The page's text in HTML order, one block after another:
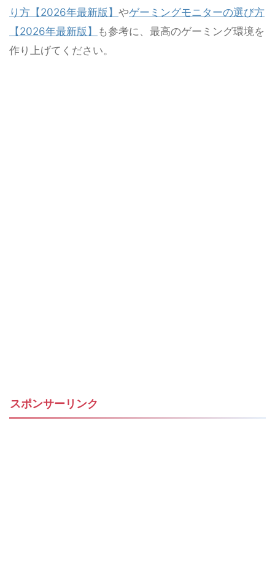
り方【2026年最新版】 やゲーミングモニターの選び方
【2026年最新版】
も参考に、最高のゲーミング環境を
作り上げてください。
スポンサーリンク